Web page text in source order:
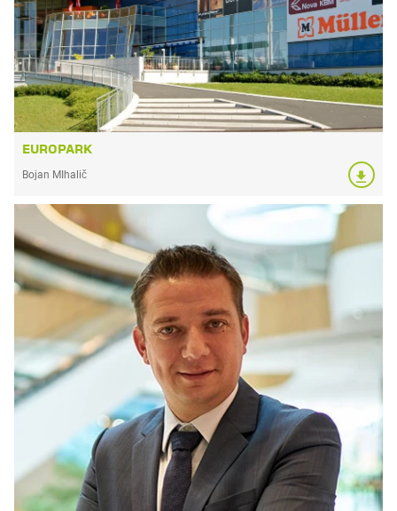
EUROPARK
Bojan MIhalič